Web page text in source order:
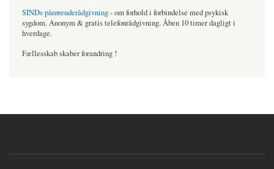
SINDs pårørenderådgivning- om forhold i forbindelse med psykisk
sygdom. Anonym & gratis telefonrådgivning. Åben 10 timer dagligt i
hverdage.
Fællesskab skaber forandring !